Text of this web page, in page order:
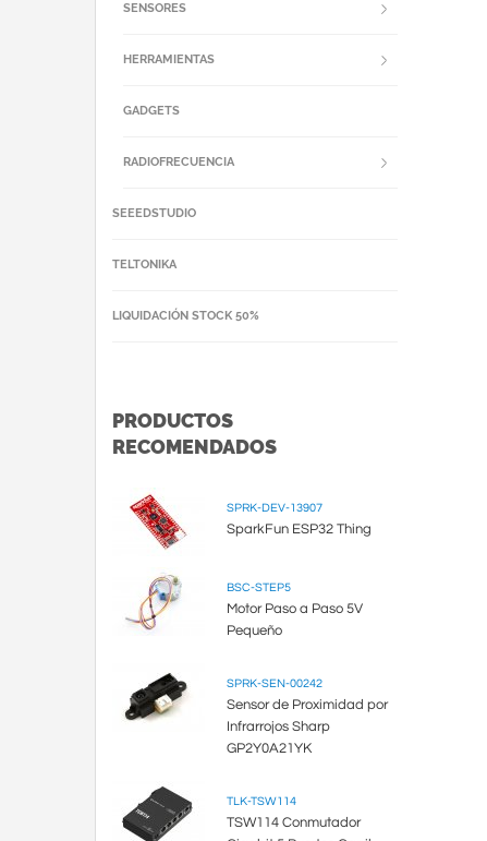
SENSORES
HERRAMIENTAS
GADGETS
RADIOFRECUENCIA
SEEEDSTUDIO
TELTONIKA
LIQUIDACIÓN STOCK 50%
PRODUCTOS
RECOMENDADOS
SPRK-DEV-13907
SparkFun ESP32 Thing
BSC-STEP5
Motor Paso a Paso 5V
Pequeño
SPRK-SEN-00242
Sensor de Proximidad por
Infrarrojos Sharp
GP2Y0A21YK
TLK-TSW114
TSW114 Conmutador